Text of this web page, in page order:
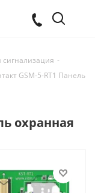
-
GSM-5-RT1 Панель
охранная